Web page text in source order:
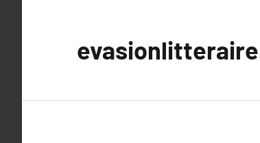
evasionlitteraire